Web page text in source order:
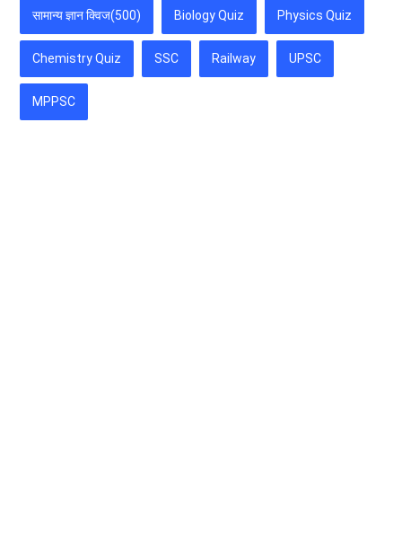
सामान्य ज्ञान क्विज(500) Biology Quiz Physics Quiz
Chemistry Quiz SSC Railway UPSC
MPPSC